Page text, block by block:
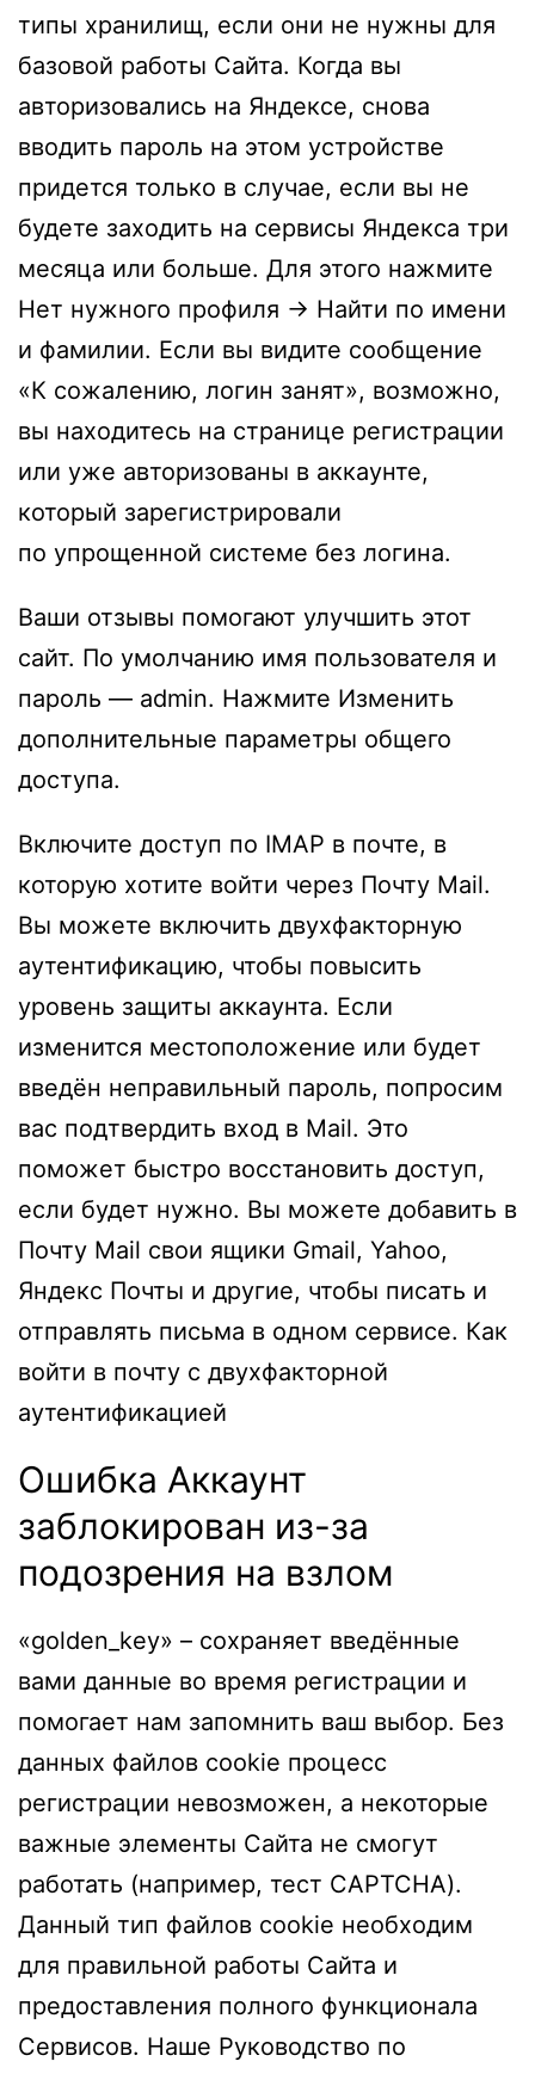
типы хранилищ, если они не нужны для
базовой работы Сайта. Когда вы
авторизовались на Яндексе, снова
вводить пароль на этом устройстве
придется только в случае, если вы не
будете заходить на сервисы Яндекса три
месяца или больше. Для этого нажмите
Нет нужного профиля → Найти по имени
и фамилии. Если вы видите сообщение
«К сожалению, логин занят», возможно,
вы находитесь на странице регистрации
или уже авторизованы в аккаунте,
который зарегистрировали
по упрощенной системе без логина.
Ваши отзывы помогают улучшить этот
сайт. По умолчанию имя пользователя и
пароль — admin. Нажмите Изменить
дополнительные параметры общего
доступа.
Включите доступ по IMAP в почте, в
которую хотите войти через Почту Mail.
Вы можете включить двухфакторную
аутентификацию, чтобы повысить
уровень защиты аккаунта. Если
изменится местоположение или будет
введён неправильный пароль, попросим
вас подтвердить вход в Mail. Это
поможет быстро восстановить доступ,
если будет нужно. Вы можете добавить в
Почту Mail свои ящики Gmail, Yahoo,
Яндекс Почты и другие, чтобы писать и
отправлять письма в одном сервисе. Как
войти в почту c двухфакторной
аутентификацией
Ошибка Аккаунт
заблокирован из-за
подозрения на взлом
«golden_key» – сохраняет введённые
вами данные во время регистрации и
помогает нам запомнить ваш выбор. Без
данных файлов cookie процесс
регистрации невозможен, а некоторые
важные элементы Сайта не смогут
работать (например, тест CAPTCHA).
Данный тип файлов cookie необходим
для правильной работы Сайта и
предоставления полного функционала
Сервисов. Наше Руководство по